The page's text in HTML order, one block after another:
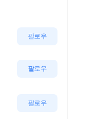
팔로우
팔로우
팔로우